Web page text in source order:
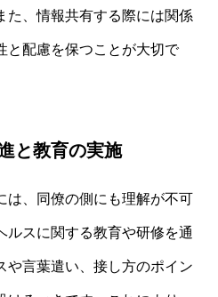
た、情報共有する際には関係
と配慮を保つことが大切で
と教育の実施
は、同僚の側にも理解が不可
ルスに関する教育や研修を通
や言葉遣い、接し方のポイン